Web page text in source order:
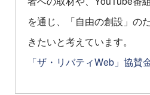
を通じ、「自由の創設」の
きたいと考えています。
「ザ・リバティWeb」協賛